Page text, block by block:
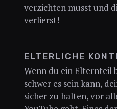
verzichten musst und
verlierst!
ELTERLICHE
Wenn du ein Elternteil
schwer es sein kann,
sicher zu halten, vor